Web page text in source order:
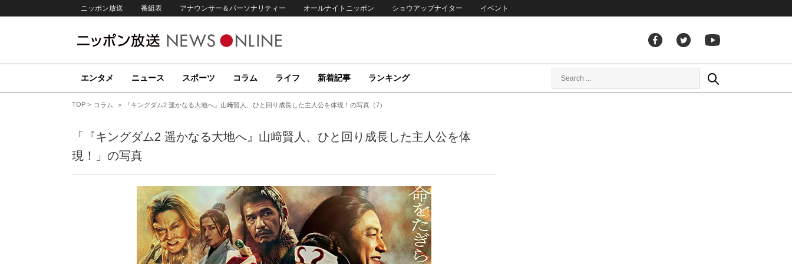
ニッポン放送 番組表 アナウンサー＆パーソナリティー オールナイトニッポン ショウアップナイター イベント
エンタメ ニュース スポーツ コラム ライフ 新着記事 ランキング
TOP コラム 『キングダム2 遥かなる大地へ』山﨑賢人、ひと回り成長した主人公を体現！の写真（7）
「『キングダム2 遥かなる大地へ』山﨑賢人、ひと回り成長した主人公を体
現！」の写真